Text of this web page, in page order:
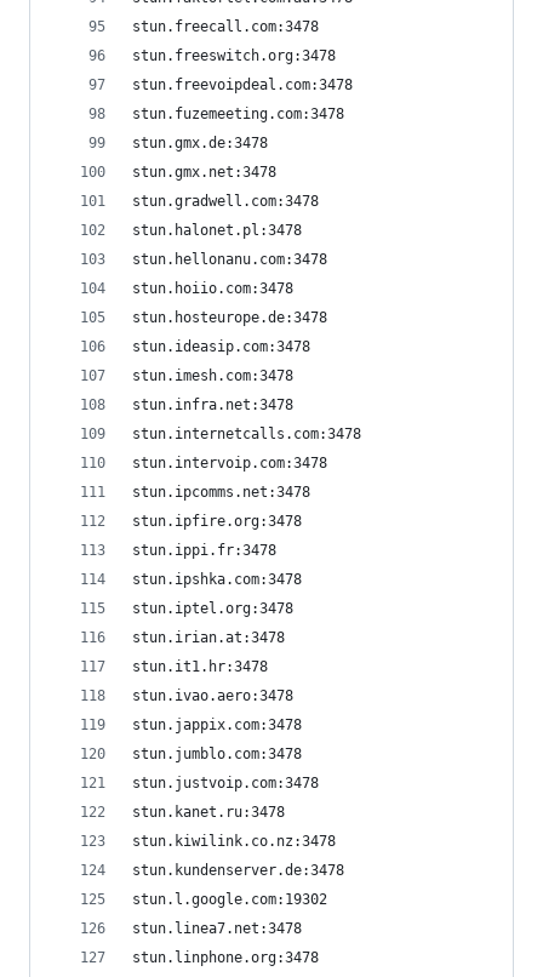
stun.freecall.com:3478
stun.freeswitch.org:3478
stun.freevoipdeal.com:3478
stun.fuzemeeting.com:3478
stun.gmx.de:3478
stun.gmx.net:3478
stun.gradwell.com:3478
stun.halonet.pl:3478
stun.hellonanu.com:3478
stun.hoiio.com:3478
stun.hosteurope.de:3478
stun.ideasip.com:3478
stun.imesh.com:3478
stun.infra.net:3478
stun.internetcalls.com:3478
stun.intervoip.com:3478
stun.ipcomms.net:3478
stun.ipfire.org:3478
stun.ippi.fr:3478
stun.ipshka.com:3478
stun.iptel.org:3478
stun.irian.at:3478
stun.it1.hr:3478
stun.ivao.aero:3478
stun.jappix.com:3478
stun.jumblo.com:3478
stun.justvoip.com:3478
stun.kanet.ru:3478
stun.kiwilink.co.nz:3478
stun.kundenserver.de:3478
stun.l.google.com:19302
stun.linea7.net:3478
stun.linphone.org:3478